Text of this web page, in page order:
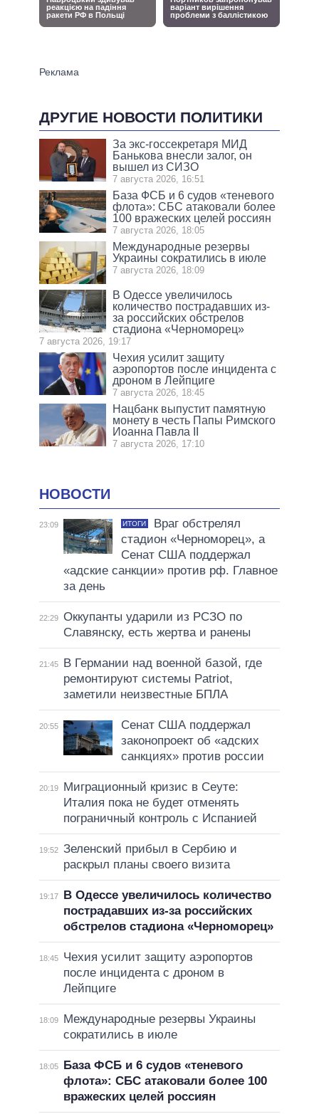
ДРУГИЕ НОВОСТИ ПОЛИТИКИ
За экс-госсекретаря МИД
Банькова внесли залог, он
вышел из СИЗО
7 августа 2026, 16:51
База ФСБ и 6 судов «теневого
флота»: СБС атаковали более
100 вражеских целей россиян
7 августа 2026, 18:05
Международные резервы
Украины сократились в июле
7 августа 2026, 18:09
В Одессе увеличилось
количество пострадавших из-
за российских обстрелов
стадиона «Черноморец»
7 августа 2026, 19:17
Чехия усилит защиту
аэропортов после инцидента с
дроном в Лейпциге
7 августа 2026, 18:45
Нацбанк выпустит памятную
монету в честь Папы Римского
Иоанна Павла II
7 августа 2026, 17:10
НОВОСТИ
23:09 ИТОГИ
Враг обстрелял
стадион «Черноморец», а
Сенат США поддержал
«адские санкции» против рф. Главное
за день
22:29 Оккупанты ударили из РСЗО по
Славянску, есть жертва и ранены
21:45
В Германии над военной базой, где
ремонтируют системы Patriot,
заметили неизвестные БПЛА
20:55
Сенат США поддержал
законопроект об «адских
санкциях» против россии
20:19
Миграционный кризис в Сеуте:
Италия пока не будет отменять
пограничный контроль с Испанией
19:52 Зеленский прибыл в Сербию и
раскрыл планы своего визита
19:17
В Одессе увеличилось количество
пострадавших из-за российских
обстрелов стадиона «Черноморец»
18:45
Чехия усилит защиту аэропортов
после инцидента с дроном в
Лейпциге
18:09
Международные резервы Украины
сократились в июле
18:05
База ФСБ и 6 судов «теневого
флота»: СБС атаковали более 100
вражеских целей россиян